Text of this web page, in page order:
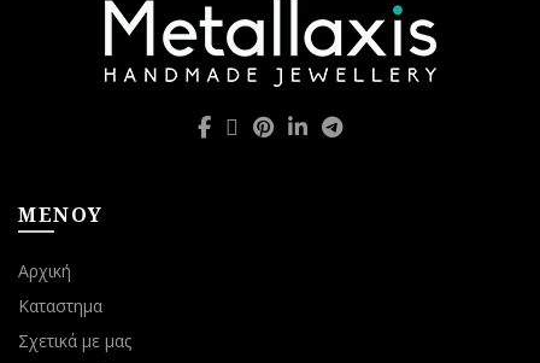
ΜΕΝΟΥ
Αρχική
Καταστημα
Σχετικά με μας